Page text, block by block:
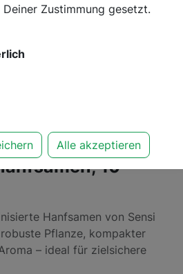
Slam Dank
10
Hanfsamen von Sensi
Pflanze, kompakter
– ideal für zielsichere
Zustimmung gesetzt.
Alle akzeptieren